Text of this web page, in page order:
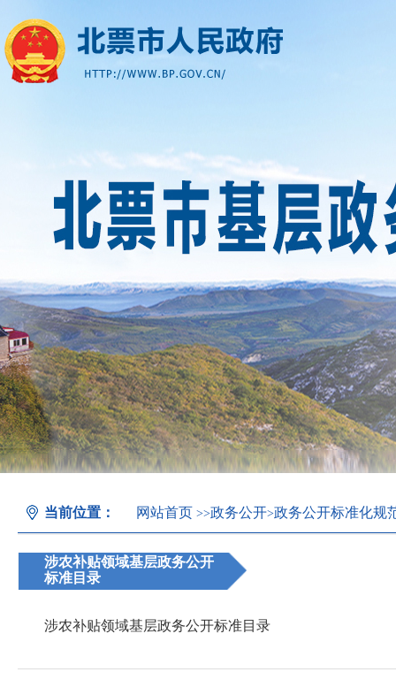
当前位置： 网站首页 >>政务公开>政务公开标准化规
涉农补贴领域基层政务公开
标准目录
涉农补贴领域基层政务公开标准目录